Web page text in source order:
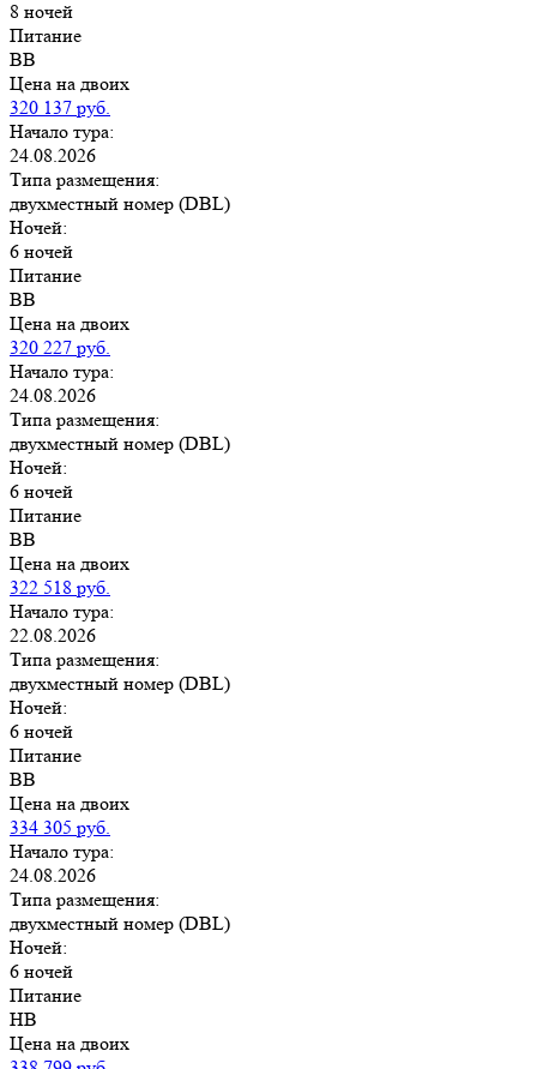
8 ночей
Питание
BB
Цена на двоих
320 137 руб.
Начало тура:
24.08.2026
Типа размещения:
двухместный номер (DBL)
Ночей:
6 ночей
Питание
BB
Цена на двоих
320 227 руб.
Начало тура:
24.08.2026
Типа размещения:
двухместный номер (DBL)
Ночей:
6 ночей
Питание
BB
Цена на двоих
322 518 руб.
Начало тура:
22.08.2026
Типа размещения:
двухместный номер (DBL)
Ночей:
6 ночей
Питание
BB
Цена на двоих
334 305 руб.
Начало тура:
24.08.2026
Типа размещения:
двухместный номер (DBL)
Ночей:
6 ночей
Питание
HB
Цена на двоих